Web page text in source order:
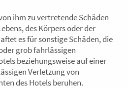
ihm zu vertretende Schäden
des Körpers oder der
es für sonstige Schäden, die
grob fahrlässigen
beziehungsweise auf einer
Verletzung von
des Hotels beruhen.